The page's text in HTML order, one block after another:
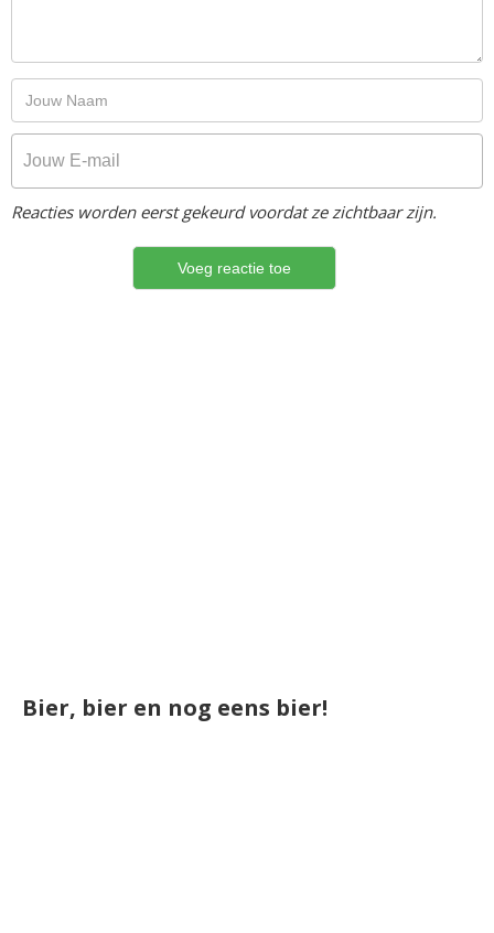
Reacties worden eerst gekeurd voordat ze zichtbaar zijn.
Bier, bier en nog eens bier!